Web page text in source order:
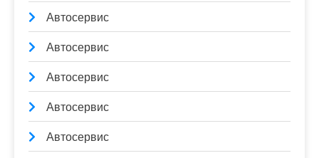
Автосервис
Автосервис
Автосервис
Автосервис
Автосервис